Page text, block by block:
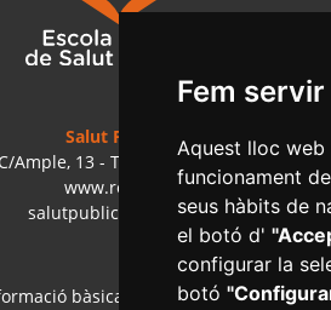
Fem
Aquest lloc
funcionament
seus hàbits de
el botó d'
configurar la
botó
Salut Pública
C/Ample, 13 - Tel. 977 010 040
www.reus.cat
salutpublica@reus.cat
bàsica RGPD ·Accessibilitat·